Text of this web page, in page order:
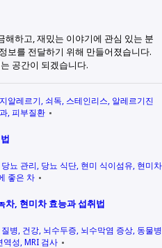
하고, 재밌는 이야기에 관심 있는 분
보를 전달하기 위해 만들어졌습니다.
공간이 되겠습니다.
알레르기 쇠독 스테인리스 알레르기진
피부질환
당뇨 관리 당뇨 식단 현미 식이섬유 현미차
좋은 차
차, 현미차 효능과 섭취법
병 건강 뇌수두증 뇌수막염 증상 동물병
역성 MRI 검사